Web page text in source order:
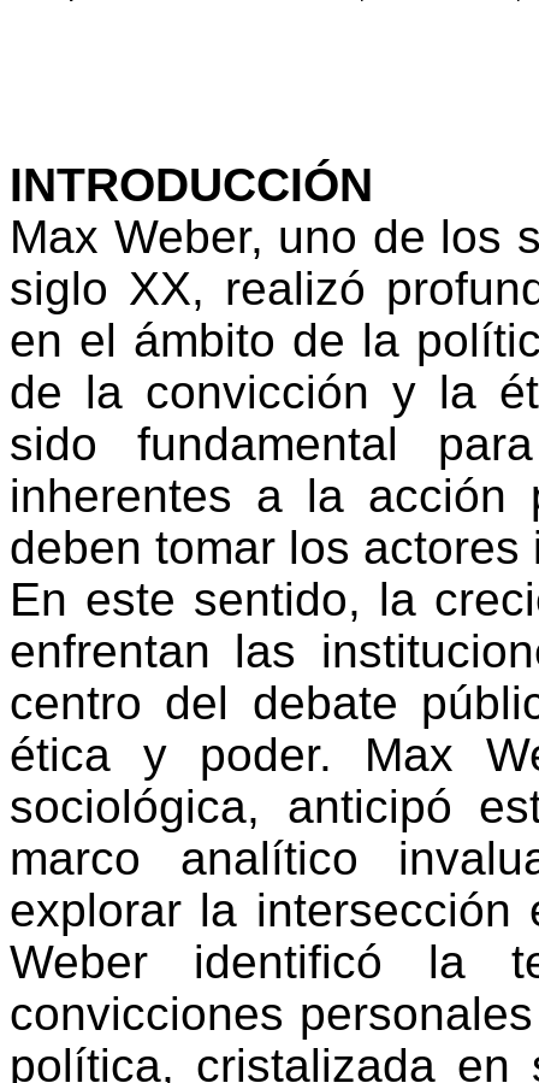
INTRODUCCIÓN
Max Weber, uno de los
siglo XX, realizó
en el ámbito de la
de la convicción y la
sido fundamental
inherentes a la acción
deben tomar los actores
En este sentido, la
enfrentan las
centro del debate
ética y poder. Max
sociológica, anticipó
marco analítico
explorar la
Weber identificó la
convicciones
política, cristalizada